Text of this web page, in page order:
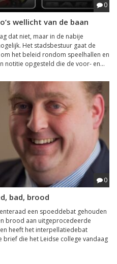
0
wellicht van de baan
dat niet, maar in de nabije
Het stadsbestuur gaat de
het beleid rondom speelhallen en
notitie opgesteld die de voor- en...
0
bad, brood
een spoeddebat gehouden
brood aan uitgeprocedeerde
heeft het interpellatiedebat
brief die het Leidse college vandaag